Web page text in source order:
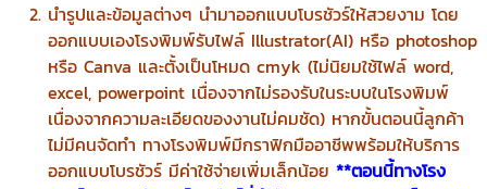
นำรูปและข้อมูลต่างๆ นำมาออกแบบโบรชัวร์ให้สวยงาม โดย
ออกแบบเองโรงพิมพ์รับไฟล์ Illustrator(AI) หรือ photoshop
หรือ Canva และตั้งเป็นโหมด cmyk (ไม่นิยมใช้ไฟล์ word,
excel, powerpoint เนื่องจากไม่รองรับในระบบในโรงพิมพ์
เนื่องจากความละเอียดของงานไม่คมชัด) หากขั้นตอนนี้ลูกค้า
ไม่มีคนจัดทำ ทางโรงพิมพ์มีกราฟิกมืออาชีพพร้อมให้บริการ
ออกแบบโบรชัวร์ มีค่าใช้จ่ายเพิ่มเล็กน้อย**ตอนนี้ทางโรง